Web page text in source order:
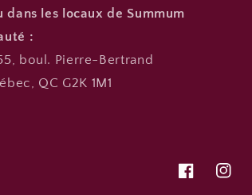
dans les locaux de Summum
:
boul. Pierre-Bertrand
QC G2K 1M1
Facebook